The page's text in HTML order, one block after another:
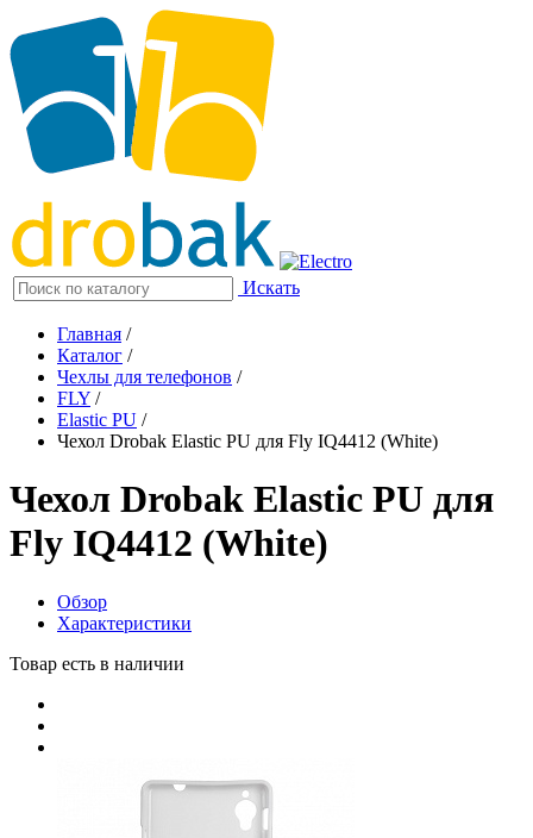
Искать
Главная /
Каталог /
Чехлы для телефонов /
FLY /
Elastic PU /
Чехол Drobak Elastic PU для Fly IQ4412 (White)
Чехол Drobak Elastic PU для
Fly IQ4412 (White)
Обзор
Характеристики
Товар есть в наличии